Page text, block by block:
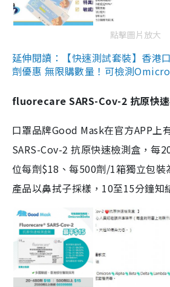
點擊圖片放大
延伸閱讀：【快速測試套裝】香港
劑優惠 無限購數量！可檢測
fluorecare SARS-Cov-2 抗原快
口罩品牌Good Mask在官方APP上
SARS-Cov-2 抗原快速檢測盒，每
位每劑$18、每500劑/1箱獨立包裝
產品以鼻拭子採樣，10至15分鐘知